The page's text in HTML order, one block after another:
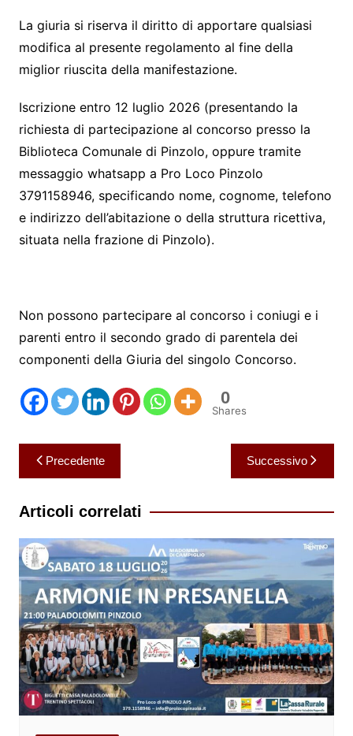
La giuria si riserva il diritto di apportare qualsiasi
modifica al presente regolamento al fine della
miglior riuscita della manifestazione.
Iscrizione entro 12 luglio 2026 (presentando la
richiesta di partecipazione al concorso presso la
Biblioteca Comunale di Pinzolo, oppure tramite
messaggio whatsapp a Pro Loco Pinzolo
3791158946, specificando nome, cognome, telefono
e indirizzo dell’abitazione o della struttura ricettiva,
situata nella frazione di Pinzolo).
Non possono partecipare al concorso i coniugi e i
parenti entro il secondo grado di parentela dei
componenti della Giuria del singolo Concorso.
0
Shares
Navigazione
articoli
Precedente Successivo
Articoli correlati